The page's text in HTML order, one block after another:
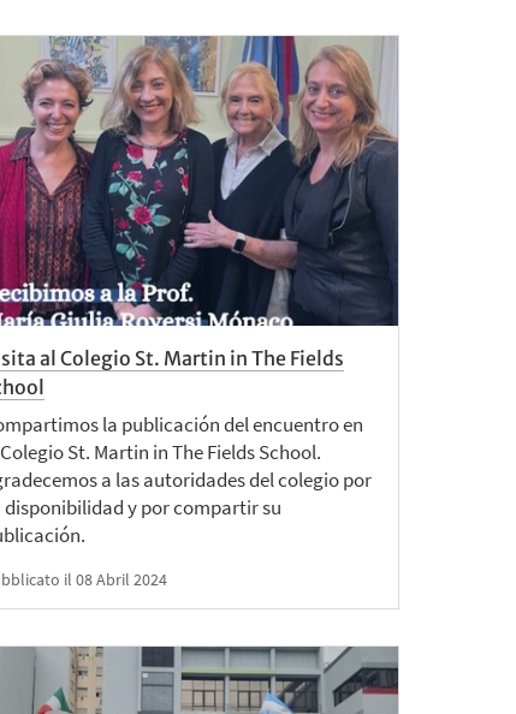
al Colegio St. Martin in The Fields
la publicación del encuentro en
St. Martin in The Fields School.
a las autoridades del colegio por
disponibilidad y por compartir su
il 08 Abril 2024